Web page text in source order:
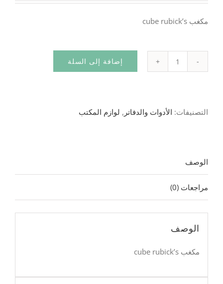
مكغب cube rubick’s
ممتاز
إضافة إلى السلة
التصنيفات: الأدوات والدفاتر , لوازم المكتب
الوصف
مراجعات (0)
الوصف
مكغب cube rubick’s